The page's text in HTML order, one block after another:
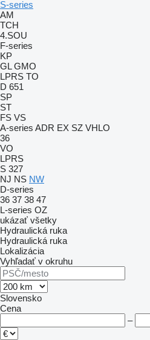
S-series
AM
TCH
4.SOU
F-series
KP
GL GMO
LPRS TO
D 651
SP
ST
FS VS
A-series ADR EX SZ VHLO
36
VO
LPRS
S 327
NJ NS NW
D-series
36 37 38 47
L-series OZ
ukázať všetky
Hydraulická ruka
Hydraulická ruka
Lokalizácia
Vyhľadať v okruhu
Slovensko
Cena
–